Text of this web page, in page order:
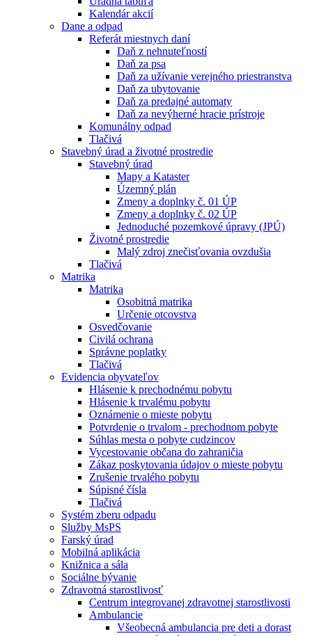
Kalendár akcií
Dane a odpad
Referát miestnych daní
Daň z nehnuteľností
Daň za psa
Daň za užívanie verejného priestranstva
Daň za ubytovanie
Daň za predajné automaty
Daň za nevýherné hracie prístroje
Komunálny odpad
Tlačivá
Stavebný úrad a životné prostredie
Stavebný úrad
Mapy a Kataster
Územný plán
Zmeny a doplnky č. 01 ÚP
Zmeny a doplnky č. 02 ÚP
Jednoduché pozemkové úpravy (JPÚ)
Životné prostredie
Malý zdroj znečisťovania ovzdušia
Tlačivá
Matrika
Matrika
Osobitná matrika
Určenie otcovstva
Osvedčovanie
Civilá ochrana
Správne poplatky
Tlačivá
Evidencia obyvateľov
Hlásenie k prechodnému pobytu
Hlásenie k trvalému pobytu
Oznámenie o mieste pobytu
Potvrdenie o trvalom - prechodnom pobyte
Súhlas mesta o pobyte cudzincov
Vycestovanie občana do zahraničia
Zákaz poskytovania údajov o mieste pobytu
Zrušenie trvalého pobytu
Súpisné čísla
Tlačivá
Systém zberu odpadu
Služby MsPS
Farský úrad
Mobilná aplikácia
Knižnica a sála
Sociálne bývanie
Zdravotná starostlivosť
Centrum integrovanej zdravotnej starostlivosti
Ambulancie
Všeobecná ambulancia pre deti a dorast